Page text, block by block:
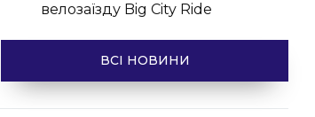
велозаїзду Big Сity Ride
ВСІ НОВИНИ